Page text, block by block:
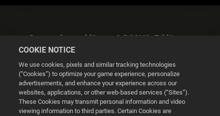
Datenschutzerklärung & DSGVO-Erklärung
Cookie Settings
COOKIE NOTICE
We use cookies, pixels and similar tracking technologies
(“Cookies”) to optimize your game experience, personalize
advertisements, and enhance your experience across our
websites, applications, or other web-based services (“Sites”).
These Cookies may transmit personal information and video
viewing information to third parties. Certain Cookies are